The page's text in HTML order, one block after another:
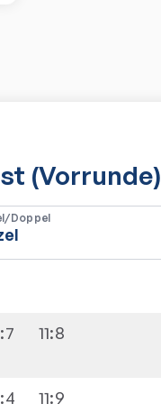
(Vorrunde)
Doppel
11:8
11:9